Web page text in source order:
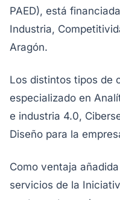
PAED), está
Industria,
Aragón.
Los distintos tipos de
especializado en
e industria 4.0,
Diseño para la
Como ventaja
servicios de la